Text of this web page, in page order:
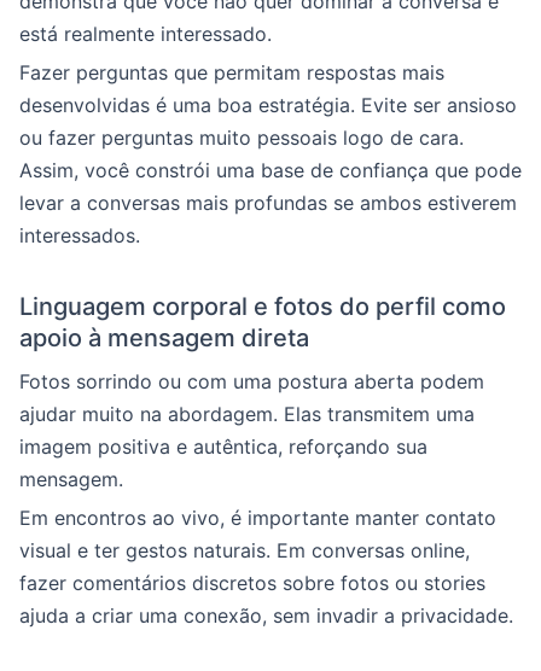
está realmente interessado.
Fazer perguntas que permitam respostas mais
desenvolvidas é uma boa estratégia. Evite ser ansioso
ou fazer perguntas muito pessoais logo de cara.
Assim, você constrói uma base de confiança que pode
levar a conversas mais profundas se ambos estiverem
interessados.
Linguagem corporal e fotos do perfil como
apoio à mensagem direta
Fotos sorrindo ou com uma postura aberta podem
ajudar muito na abordagem. Elas transmitem uma
imagem positiva e autêntica, reforçando sua
mensagem.
Em encontros ao vivo, é importante manter contato
visual e ter gestos naturais. Em conversas online,
fazer comentários discretos sobre fotos ou stories
ajuda a criar uma conexão, sem invadir a privacidade.